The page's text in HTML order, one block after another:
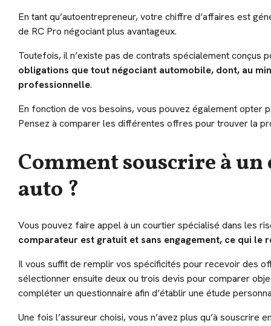
En tant qu’autoentrepreneur, votre chiffre d’affaires est
de RC Pro négociant plus avantageux.
Toutefois, il n’existe pas de contrats spécialement conçus
obligations que tout négociant automobile, dont, au
professionnelle.
En fonction de vos besoins, vous pouvez également opter
Pensez à comparer les différentes offres pour trouver la
Comment souscrire à
auto ?
Vous pouvez faire appel à un courtier spécialisé dans les
comparateur est gratuit et sans engagement, ce qui le
Il vous suffit de remplir vos spécificités pour recevoir des
sélectionner ensuite deux ou trois devis pour comparer
compléter un questionnaire afin d’établir une étude
Une fois l’assureur choisi, vous n’avez plus qu’à